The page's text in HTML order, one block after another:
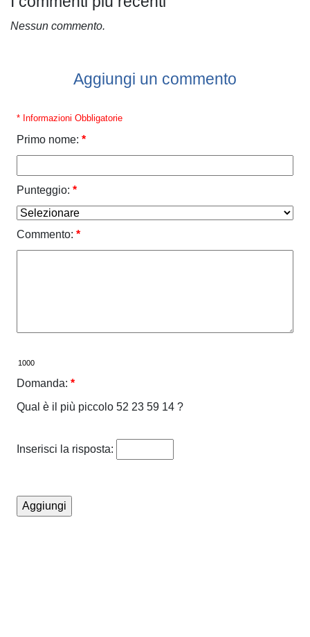
Nessun commento.
Aggiungi un commento
* Informazioni Obbligatorie
Primo nome: *
Punteggio: *
Commento: *
Domanda: *
Qual è il più piccolo 52 23 59 14 ?
Inserisci la risposta: